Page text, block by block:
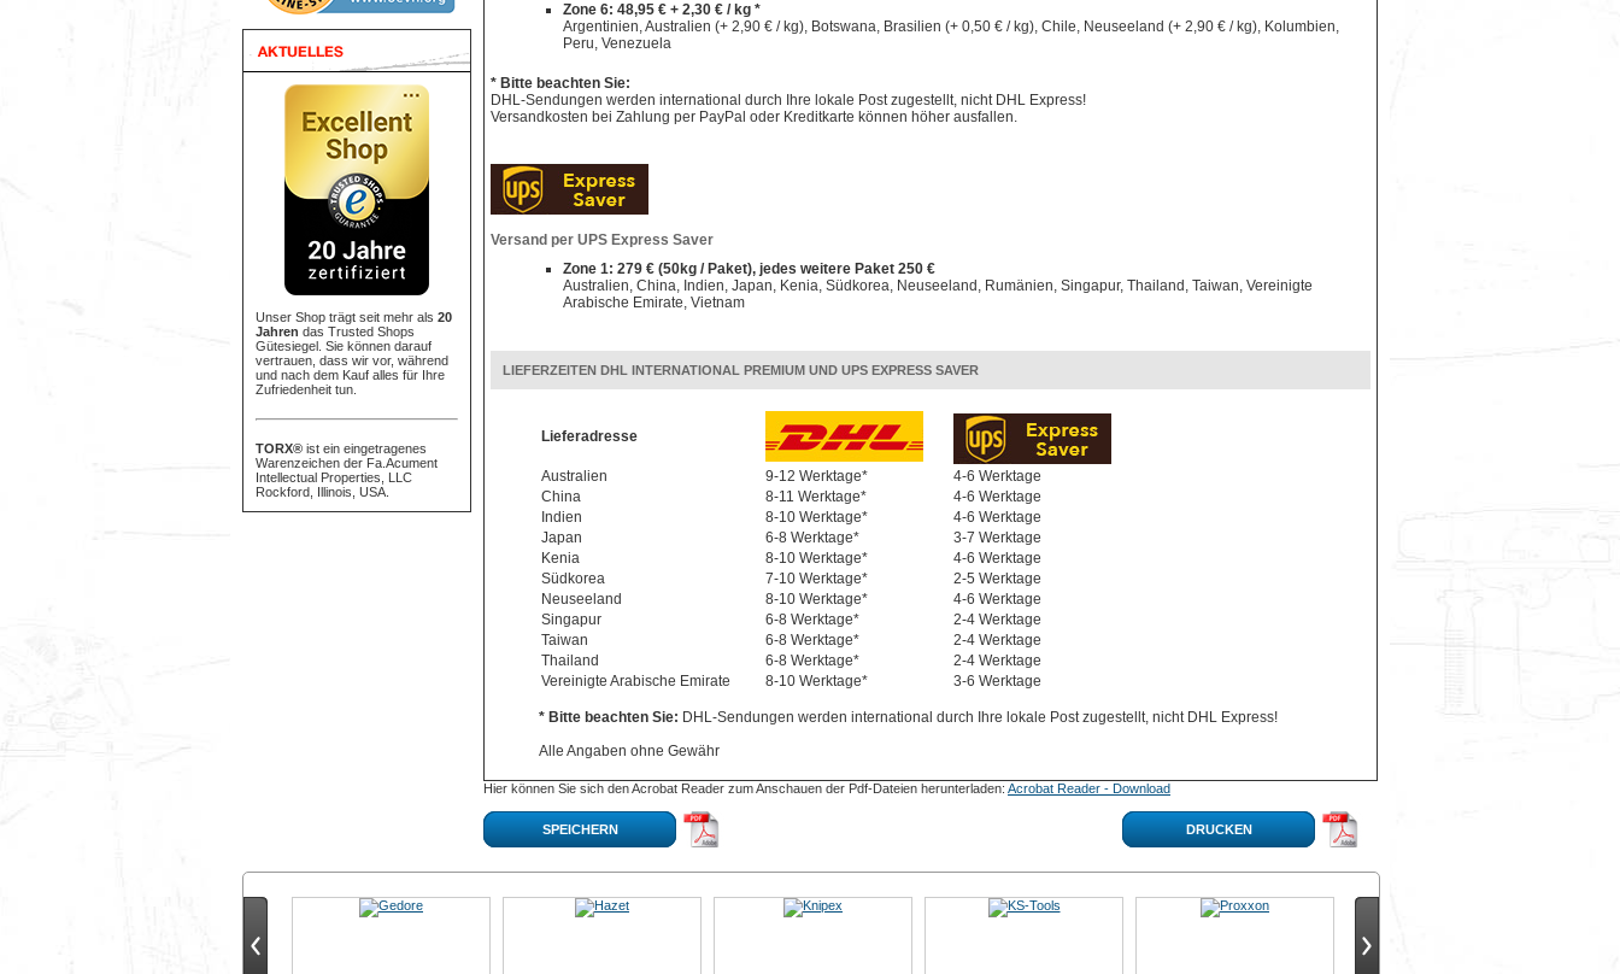
Unser Shop trägt seit mehr als 20
Jahren das Trusted Shops
Gütesiegel. Sie können darauf
vertrauen, dass wir vor, während
und nach dem Kauf alles für Ihre
Zufriedenheit tun.
TORX® ist ein eingetragenes
Warenzeichen der Fa.Acument
Intellectual Properties, LLC
Rockford, Illinois, USA.
Zone 6: 48,95 € + 2,30 € / kg *
Argentinien, Australien (+ 2,90 € / kg), Botswana, Brasilien (+ 0,50 € / kg), Chile, Neuseeland (+ 2,90 € / kg), Kolumbien,
Peru, Venezuela
* Bitte beachten Sie:
DHL-Sendungen werden international durch Ihre lokale Post zugestellt, nicht DHL Express!
Versandkosten bei Zahlung per PayPal oder Kreditkarte können höher ausfallen.
Versand per UPS Express Saver
Zone 1: 279 € (50kg / Paket), jedes weitere Paket 250 €
Australien, China, Indien, Japan, Kenia, Südkorea, Neuseeland, Rumänien, Singapur, Thailand, Taiwan, Vereinigte
Arabische Emirate, Vietnam
LIEFERZEITEN DHL INTERNATIONAL PREMIUM UND UPS EXPRESS SAVER
Lieferadresse
Australien 9-12 Werktage*
4-6 Werktage
China
8-11 Werktage*
4-6 Werktage
Indien
8-10 Werktage*
4-6 Werktage
Japan
6-8 Werktage*
3-7 Werktage
Kenia
8-10 Werktage*
4-6 Werktage
Südkorea
7-10 Werktage*
2-5 Werktage
Neuseeland
8-10 Werktage*
4-6 Werktage
Singapur
6-8 Werktage*
2-4 Werktage
Taiwan
6-8 Werktage*
2-4 Werktage
Thailand
6-8 Werktage*
2-4 Werktage
Vereinigte Arabische Emirate
8-10 Werktage* 3-6 Werktage
* Bitte beachten Sie: DHL-Sendungen werden international durch Ihre lokale Post zugestellt, nicht DHL Express!
Alle Angaben ohne Gewähr
Hier können Sie sich den Acrobat Reader zum Anschauen der Pdf-Dateien herunterladen: Acrobat Reader - Download
SPEICHERN DRUCKEN